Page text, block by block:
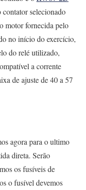
selecionado
motor fornecida pelo
no início do exercício,
do relé utilizado,
a corrente
de ajuste de 40 a 57
agora para o ultimo
direta. Serão
os fusíveis de
o fusível devemos